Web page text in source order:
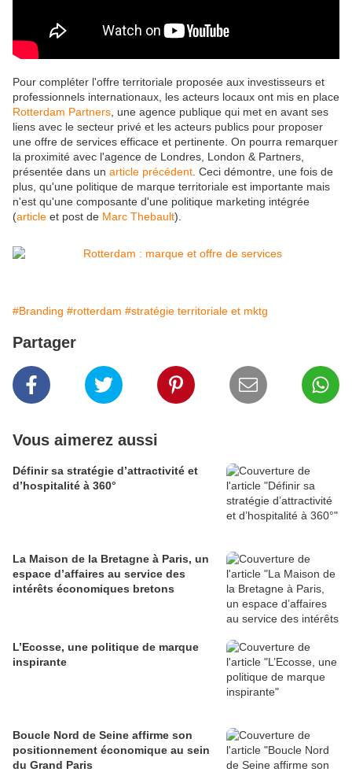
Pour compléter l'offre territoriale proposée aux investisseurs et
professionnels internationaux, les acteurs locaux ont mis en place
Rotterdam Partners , une agence publique qui met en avant ses
liens avec le secteur privé et les acteurs publics pour proposer
une offre de services efficace et pertinente. On pourra remarquer
la proximité avec l'agence de Londres, London & Partners,
présentée dans un article précédent . Ceci démontre, une fois de
plus, qu'une politique de marque territoriale est importante mais
n'est qu'une composante d'une politique marketing intégrée
(article et post de Marc Thebault).
#Branding #rotterdam #stratégie territoriale et mktg
Partager
Vous aimerez aussi
Définir sa stratégie d’attractivité et
d’hospitalité à 360°
La Maison de la Bretagne à Paris, un
espace d’affaires au service des
intérêts économiques bretons
L’Ecosse, une politique de marque
inspirante
Boucle Nord de Seine affirme son
positionnement économique au sein
du Grand Paris